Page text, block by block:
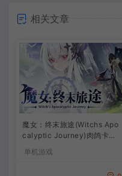
相关文章
魔女：终末旅途(Witchs Apo
calyptic Journey)肉鸽卡牌
策略游戏
单机游戏